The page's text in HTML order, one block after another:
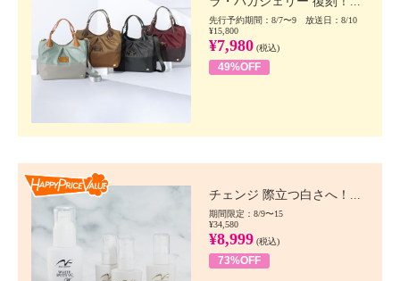
先行予約期間：8/7〜9 放送日：8/10
¥15,800
¥7,980 (税込)
49%OFF
チェンジ 際立つ白さへ！...
期間限定：8/9〜15
¥34,580
¥8,999 (税込)
73%OFF